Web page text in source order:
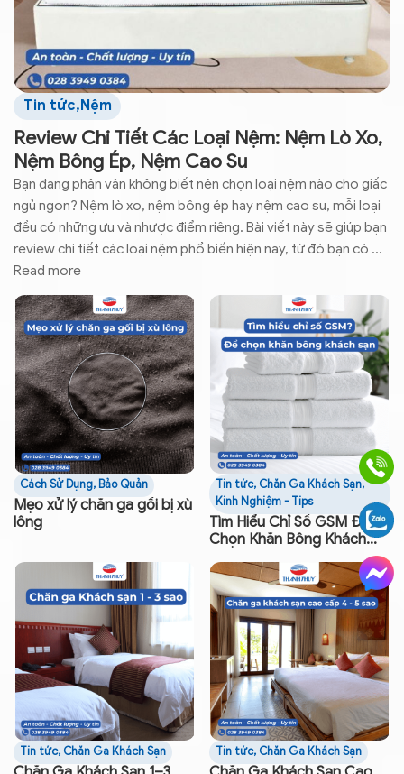
Tin tức,Nệm
Review Chi Tiết Các Loại Nệm: Nệm Lò Xo,
Nệm Bông Ép, Nệm Cao Su
Bạn đang phân vân không biết nên chọn loại nệm nào cho giấc
ngủ ngon? Nệm lò xo, nệm bông ép hay nệm cao su, mỗi loại
đều có những ưu và nhược điểm riêng. Bài viết này sẽ giúp bạn
review chi tiết các loại nệm phổ biến hiện nay, từ đó bạn có ...
Read more
Cách Sử Dụng, Bảo Quản
Mẹo xử lý chăn ga gối bị xù
lông
Tin tức, Chăn Ga Khách Sạn,
Kinh Nghiệm - Tips
Tìm Hiểu Chỉ Số GSM Để
Chọn Khăn Bông Khách
Tin tức, Chăn Ga Khách Sạn Tin tức, Chăn Ga Khách Sạn